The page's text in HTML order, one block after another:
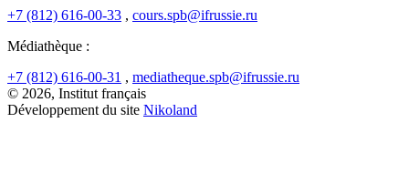
+7 (812) 616-00-33 , cours.spb@ifrussie.ru
Médiathèque :
+7 (812) 616-00-31 , mediatheque.spb@ifrussie.ru
© 2026, Institut français
Développement du site Nikoland